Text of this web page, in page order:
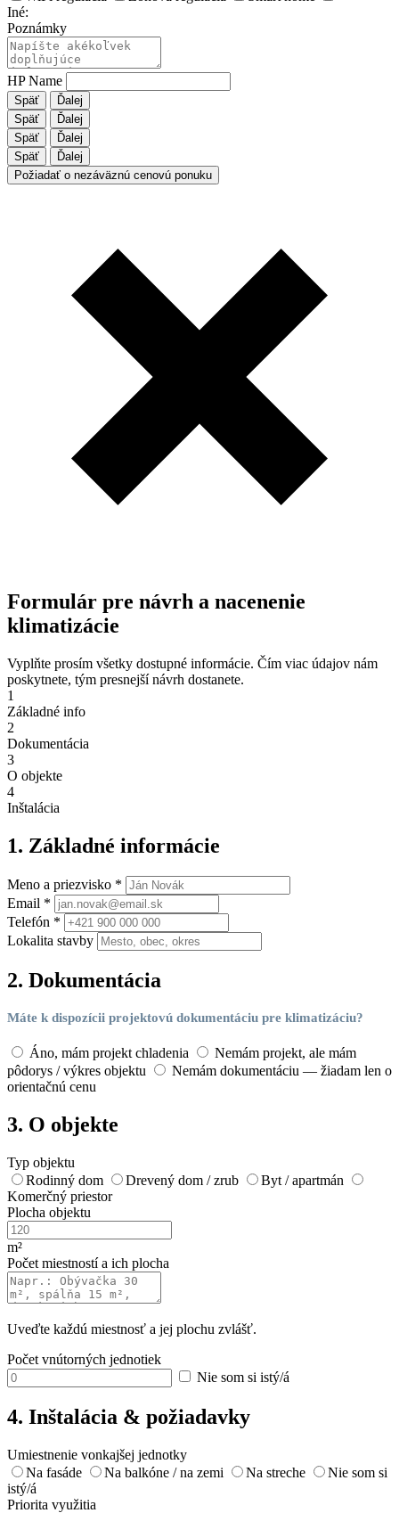
Iné:
Poznámky
HP Name
Späť
Ďalej
Späť
Ďalej
Späť
Ďalej
Späť
Ďalej
Požiadať o nezáväznú cenovú ponuku
Formulár pre návrh a nacenenie
klimatizácie
Vyplňte prosím všetky dostupné informácie. Čím viac údajov nám
poskytnete, tým presnejší návrh dostanete.
1
Základné info
2
Dokumentácia
3
O objekte
4
Inštalácia
1. Základné informácie
Meno a priezvisko *
Email *
Telefón *
Lokalita stavby
2. Dokumentácia
Máte k dispozícii projektovú dokumentáciu pre klimatizáciu?
Áno, mám projekt chladenia
Nemám projekt, ale mám
pôdorys / výkres objektu
Nemám dokumentáciu — žiadam len o
orientačnú cenu
3. O objekte
Typ objektu
Rodinný dom
Drevený dom / zrub
Byt / apartmán
Komerčný priestor
Plocha objektu
m²
Počet miestností a ich plocha
Uveďte každú miestnosť a jej plochu zvlášť.
Počet vnútorných jednotiek
Nie som si istý/á
4. Inštalácia & požiadavky
Umiestnenie vonkajšej jednotky
Na fasáde
Na balkóne / na zemi Na streche
Nie som si
istý/á
Priorita využitia